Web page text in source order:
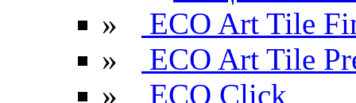
»
ECO Art Tile
»
ECO Art Tile
»
ECO Click